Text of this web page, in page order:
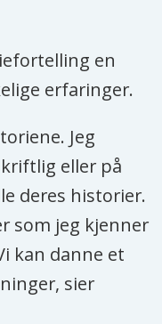
en
erfaringer.
Jeg
eller på
deres historier.
som jeg kjenner
kan danne et
sier